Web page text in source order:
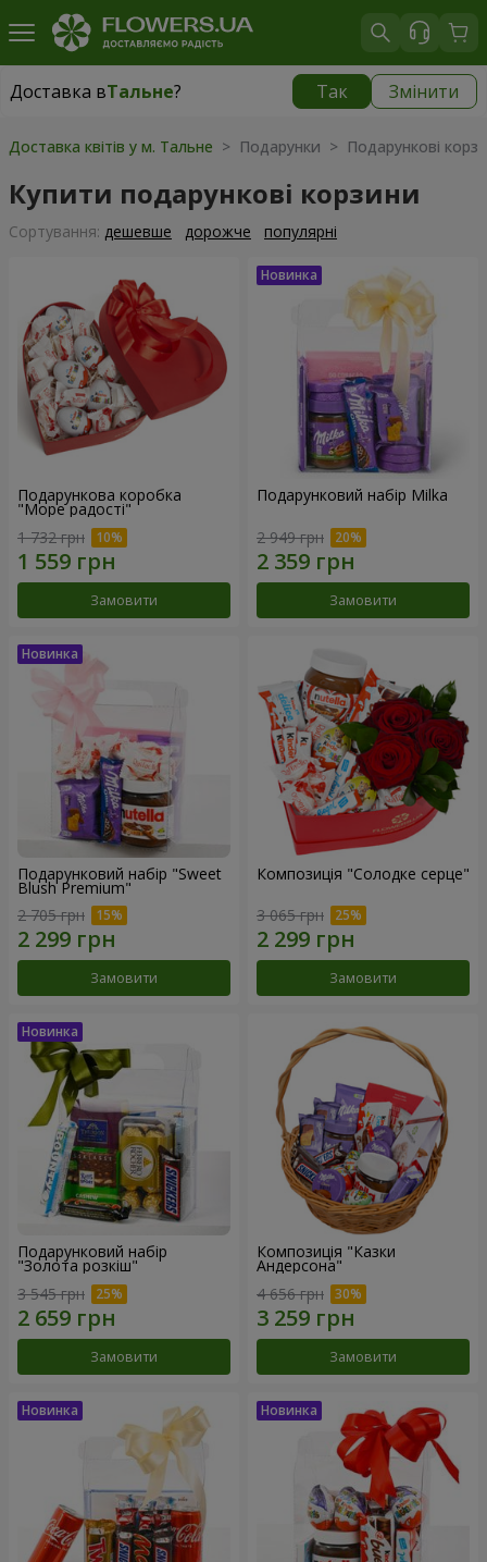
Доставка вТальне? Так Змінити
Доставка вТальне|
Доставка квітів у м. Тальне > Подарунки > Подарункові
Купити подарункові корзини
Сортування: дешевше дорожче популярні
Подарункова коробка
"Море радості"
1 732 грн
Замовити
Подарунковий набір Milka
2 949 грн
Замовити
Подарунковий набір "Sweet
Blush Premium"
2 705 грн
Замовити
Композиція "Солодке серце"
3 065 грн
Замовити
Подарунковий набір
"Золота розкіш"
3 545 грн
Замовити
Композиція "Казки
Андерсона"
4 656 грн
Замовити